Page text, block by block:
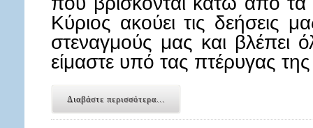
Κύριος ακούει τις δεήσεις
στεναγμούς μας και βλέπει
είμαστε υπό τας πτέρυγας
Διαβάστε περισσότερα...